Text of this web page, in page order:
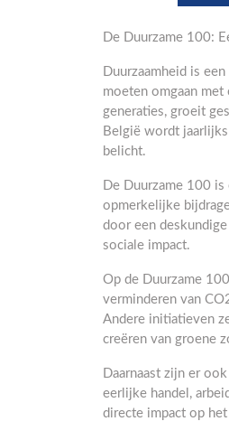
De Duurzame 100:
Duurzaamheid is
moeten omgaan
generaties, groeit
België wordt
belicht.
De Duurzame 100
opmerkelijke
door een
sociale impact.
Op de Duurzame
verminderen van
Andere initiatieven
creëren van groene
Daarnaast zijn er
eerlijke handel,
directe impact op